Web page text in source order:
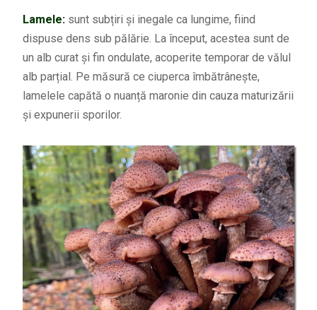
Lamele:sunt subțiri și inegale ca lungime, fiind
dispuse dens sub pălărie. La început, acestea sunt de
un alb curat și fin ondulate, acoperite temporar de vălul
alb parțial. Pe măsură ce ciuperca îmbătrânește,
lamelele capătă o nuanță maronie din cauza maturizării
și expunerii sporilor.